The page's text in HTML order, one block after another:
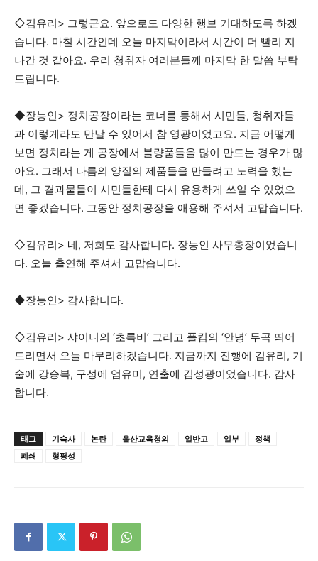
◇김유리> 그렇군요. 앞으로도 다양한 행보 기대하도록 하겠
습니다. 마칠 시간인데 오늘 마지막이라서 시간이 더 빨리 지
나간 것 같아요. 우리 청취자 여러분들께 마지막 한 말씀 부탁
드립니다.
◆장능인> 정치공장이라는 코너를 통해서 시민들, 청취자들
과 이렇게라도 만날 수 있어서 참 영광이었고요. 지금 어떻게
보면 정치라는 게 공장에서 불량품들을 많이 만드는 경우가 많
아요. 그래서 나름의 양질의 제품들을 만들려고 노력을 했는
데, 그 결과물들이 시민들한테 다시 유용하게 쓰일 수 있었으
면 좋겠습니다. 그동안 정치공장을 애용해 주셔서 고맙습니다.
◇김유리> 네, 저희도 감사합니다. 장능인 사무총장이었습니
다. 오늘 출연해 주셔서 고맙습니다.
◆장능인> 감사합니다.
◇김유리> 샤이니의 ‘초록비’ 그리고 폴킴의 ‘안녕’ 두곡 띄어
드리면서 오늘 마무리하겠습니다. 지금까지 진행에 김유리, 기
술에 강승복, 구성에 엄유미, 연출에 김성광이었습니다. 감사
합니다.
태그 기숙사 논란 울산교육청의 일반고 일부
정책
폐쇄
형평성